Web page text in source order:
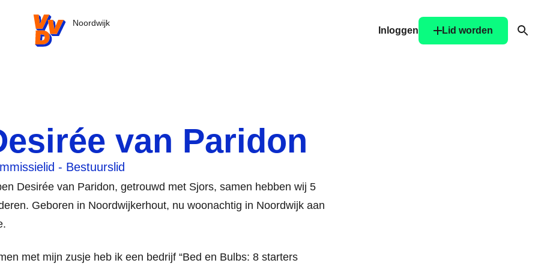
VVD.nl - Ga naar de homepage
Noordwijk
Inloggen
Lid worden
van Paridon
- Bestuurslid
Desirée van Paridon, getrouwd met Sjors, samen hebben wij 5
Geboren in Noordwijkerhout, nu woonachtig in Noordwijk aan
met mijn zusje heb ik een bedrijf “Bed en Bulbs: 8 starters